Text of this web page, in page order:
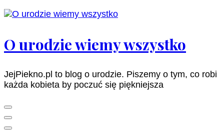
O urodzie wiemy wszystko
JejPiekno.pl to blog o urodzie. Piszemy o tym, co robi
każda kobieta by poczuć się piękniejsza